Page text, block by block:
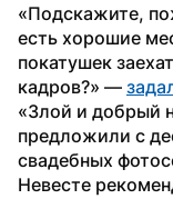
«Подскажите,
есть хорошие
покатушек
кадров?» —
«Злой и добрый
предложили с
свадебных
Невесте